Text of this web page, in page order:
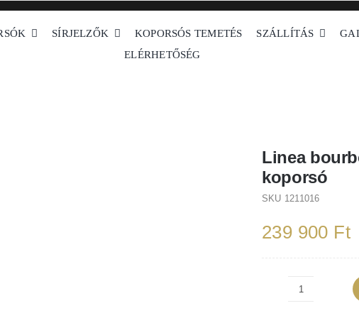
SÍRJELZŐK KOPORSÓS TEMETÉS SZÁLLÍTÁS
ELÉRHETŐSÉG
Sötét barna koporsók
Linea
koporsó
SKU 1211016
239 900 Ft